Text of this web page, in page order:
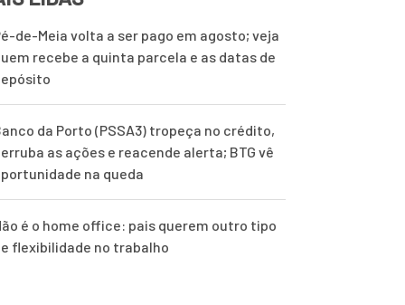
de-Meia volta a ser pago em agosto; veja
recebe a quinta parcela e as datas de
da Porto (PSSA3) tropeça no crédito,
as ações e reacende alerta; BTG vê
na queda
é o home office: pais querem outro tipo
flexibilidade no trabalho